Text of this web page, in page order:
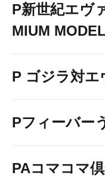
P新世紀エヴ
MIUM MODEL
P ゴジラ対
Pフィーバー
PAコマコマ